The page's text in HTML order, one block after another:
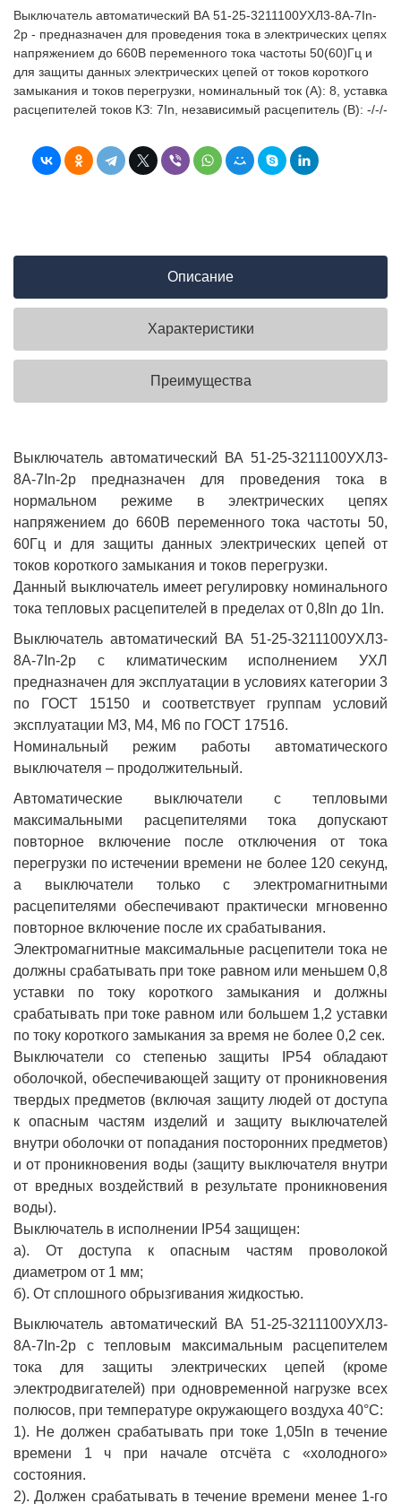
Выключатель автоматический ВА 51-25-3211100УХЛ3-8А-7In-
2р - предназначен для проведения тока в электрических цепях
напряжением до 660В переменного тока частоты 50(60)Гц и
для защиты данных электрических цепей от токов короткого
замыкания и токов перегрузки, номинальный ток (А): 8, уставка
расцепителей токов КЗ: 7In, независимый расцепитель (В): -/-/-
Описание
Характеристики
Преимущества
Выключатель автоматический ВА 51-25-3211100УХЛ3-
8А-7In-2р предназначен для проведения тока в
нормальном режиме в электрических цепях
напряжением до 660В переменного тока частоты 50,
60Гц и для защиты данных электрических цепей от
токов короткого замыкания и токов перегрузки.
Данный выключатель имеет регулировку номинального
тока тепловых расцепителей в пределах от 0,8In до 1In.
Выключатель автоматический ВА 51-25-3211100УХЛ3-
8А-7In-2р с климатическим исполнением УХЛ
предназначен для эксплуатации в условиях категории 3
по ГОСТ 15150 и соответствует группам условий
эксплуатации М3, М4, М6 по ГОСТ 17516.
Номинальный режим работы автоматического
выключателя – продолжительный.
Автоматические выключатели с тепловыми
максимальными расцепителями тока допускают
повторное включение после отключения от тока
перегрузки по истечении времени не более 120 секунд,
а выключатели только с электромагнитными
расцепителями обеспечивают практически мгновенно
повторное включение после их срабатывания.
Электромагнитные максимальные расцепители тока не
должны срабатывать при токе равном или меньшем 0,8
уставки по току короткого замыкания и должны
срабатывать при токе равном или большем 1,2 уставки
по току короткого замыкания за время не более 0,2 сек.
Выключатели со степенью защиты IP54 обладают
оболочкой, обеспечивающей защиту от проникновения
твердых предметов (включая защиту людей от доступа
к опасным частям изделий и защиту выключателей
внутри оболочки от попадания посторонних предметов)
и от проникновения воды (защиту выключателя внутри
от вредных воздействий в результате проникновения
воды).
Выключатель в исполнении IP54 защищен:
а). От доступа к опасным частям проволокой
диаметром от 1 мм;
б). От сплошного обрызгивания жидкостью.
Выключатель автоматический ВА 51-25-3211100УХЛ3-
8А-7In-2р с тепловым максимальным расцепителем
тока для защиты электрических цепей (кроме
электродвигателей) при одновременной нагрузке всех
полюсов, при температуре окружающего воздуха 40°С:
1). Не должен срабатывать при токе 1,05In в течение
времени 1 ч при начале отсчёта с «холодного»
состояния.
2). Должен срабатывать в течение времени менее 1-го